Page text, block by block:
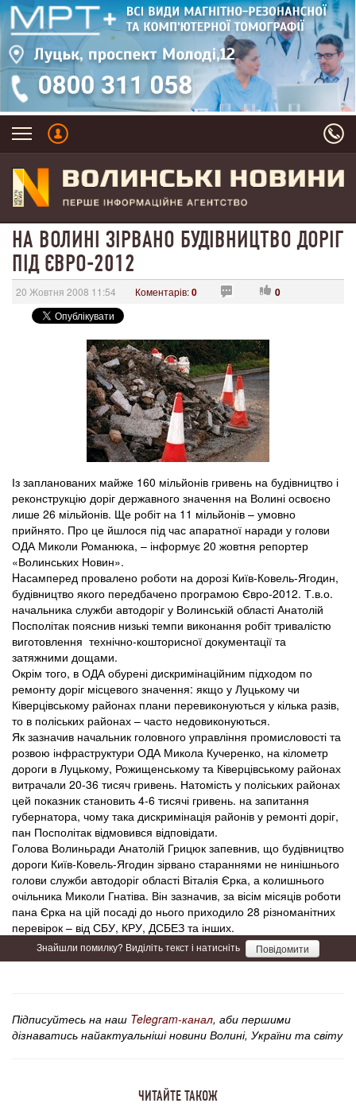
НА ВОЛИНІ ЗІРВАНО БУДІВНИЦТВО ДОРІГ
ПІД ЄВРО-2012
20 Жовтня 2008 11:54 Коментарів:0 0
Із запланованих майже 160 мільйонів гривень на будівництво і
реконструкцію доріг державного значення на Волині освоєно
лише 26 мільйонів. Ще робіт на 11 мільйонів – умовно
прийнято. Про це йшлося під час апаратної наради у голови
ОДА Миколи Романюка, – інформує 20 жовтня репортер
«Волинських Новин».
Hасамперед провалено роботи на дорозі Київ-Ковель-Ягодин,
будівництво якого передбачено програмою Євро-2012. Т.в.о.
начальника служби автодоріг у Волинській області Анатолій
Посполітак пояснив низькі темпи виконання робіт тривалістю
виготовлення технічно-кошторисної документації та
затяжними дощами.
Окрім того, в ОДА обурені дискримінаційним підходом по
ремонту доріг місцевого значення: якщо у Луцькому чи
Ківерцівському районах плани перевиконуються у кілька разів,
то в поліських районах – часто недовиконуються.
Як зазначив начальник головного управління промисловості та
розвою інфраструктури ОДА Микола Кучеренко, на кілометр
дороги в Луцькому, Рожищенському та Ківерцівському районах
витрачали 20-36 тисяч гривень. Натомість у поліських районах
цей показник становить 4-6 тисячі гривень. на запитання
губернатора, чому така дискримінація районів у ремонті доріг,
пан Посполітак відмовився відповідати.
Голова Волиньради Анатолій Грицюк запевнив, що будівництво
дороги Київ-Ковель-Ягодин зірвано стараннями не нинішнього
голови служби автодоріг області Віталія Єрка, а колишнього
очільника Миколи Гнатіва. Він зазначив, за вісім місяців роботи
пана Єрка на цій посаді до нього приходило 28 різноманітних
перевірок – від СБУ, КРУ, ДСБЕЗ та інших.
Знайшли помилку? Виділіть текст і натисніть Повідомити
Підписуйтесь на наш Telegram-канал, аби першими
дізнаватись найактуальніші новини Волині, України та світу
ЧИТАЙТЕ ТАКОЖ